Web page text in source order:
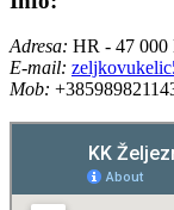
Adresa: HR - 47 000
E-mail:
Mob: